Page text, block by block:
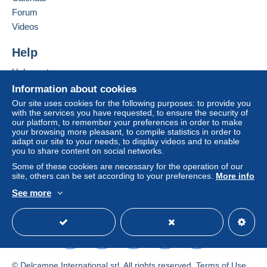
If the seller's sales conditions include additional
considered null and void. The payment conditions
conditions of use, are the only ones applicable.
Purchases must be paid for within
receipt of the final statement from the seller.
Attention s'il vous plait ! Je
suis absent jusqu'en août
2025 ! Merci d'en prendre
note s'il vous plait
PAYEMENTS VIA PAYPAL UNIQUEMENT! (à partir
du 01/01/2021)
Information about cookies
Our site uses cookies for the following purposes: to provide you
with the services you have requested, to ensure the security of
our platform, to remember your preferences in order to make
your browsing more pleasant, to compile statistics in order to
adapt our site to your needs, to display videos and to enable
you to share content on social networks.
Some of these cookies are necessary for the operation of our
site, others can be set according to your preferences. More info
See more
Forum
Videos
Help
Help centre
Buying on Delcampe
Selling on Delcampe
A secure website
© Delcampe International srl. All rights reserved. Terms of Use